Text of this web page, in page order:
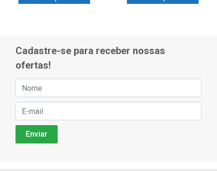
Cadastre-se para receber nossas
ofertas!